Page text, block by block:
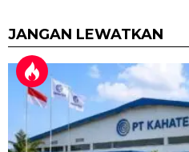
JANGAN LEWATKAN